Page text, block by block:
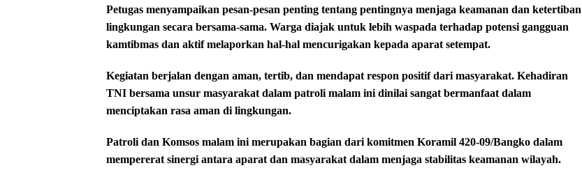
Petugas menyampaikan pesan-pesan penting tentang pentingnya menjaga keamanan dan ketertiban
lingkungan secara bersama-sama. Warga diajak untuk lebih waspada terhadap potensi gangguan
kamtibmas dan aktif melaporkan hal-hal mencurigakan kepada aparat setempat.
Kegiatan berjalan dengan aman, tertib, dan mendapat respon positif dari masyarakat. Kehadiran
TNI bersama unsur masyarakat dalam patroli malam ini dinilai sangat bermanfaat dalam
menciptakan rasa aman di lingkungan.
Patroli dan Komsos malam ini merupakan bagian dari komitmen Koramil 420-09/Bangko dalam
mempererat sinergi antara aparat dan masyarakat dalam menjaga stabilitas keamanan wilayah.